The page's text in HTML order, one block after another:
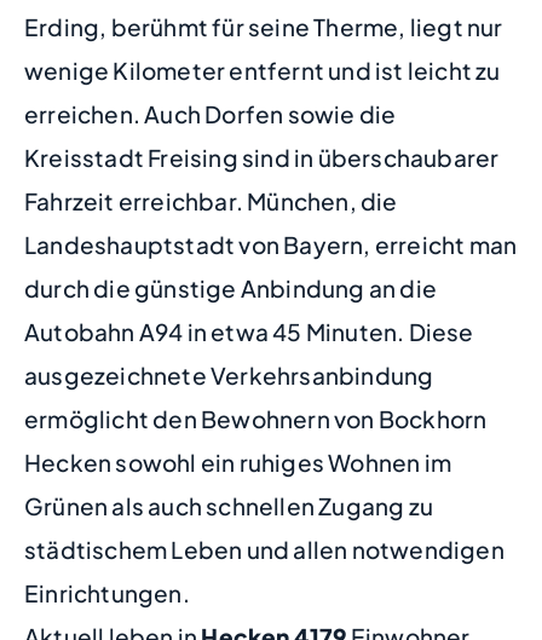
Erding, berühmt für seine Therme, liegt nur
wenige Kilometer entfernt und ist leicht zu
erreichen. Auch Dorfen sowie die
Kreisstadt Freising sind in überschaubarer
Fahrzeit erreichbar. München, die
Landeshauptstadt von Bayern, erreicht man
durch die günstige Anbindung an die
Autobahn A94 in etwa 45 Minuten. Diese
ausgezeichnete Verkehrsanbindung
ermöglicht den Bewohnern von Bockhorn
Hecken sowohl ein ruhiges Wohnen im
Grünen als auch schnellen Zugang zu
städtischem Leben und allen notwendigen
Einrichtungen.